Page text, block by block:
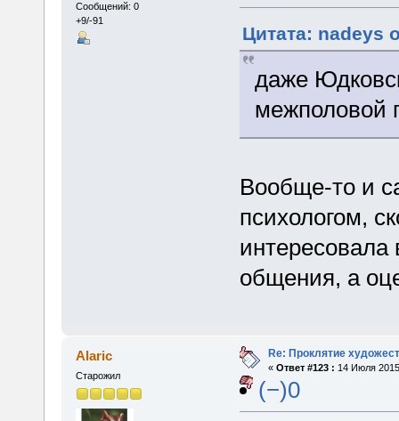
Сообщений: 0
+9/-91
Цитата: nadeys
даже
межполовой
Вообще-то и
психологом,
общения, а
Alaric
Старожил
Re: Проклятие
« Ответ #123 : 14 Июля
(−)0